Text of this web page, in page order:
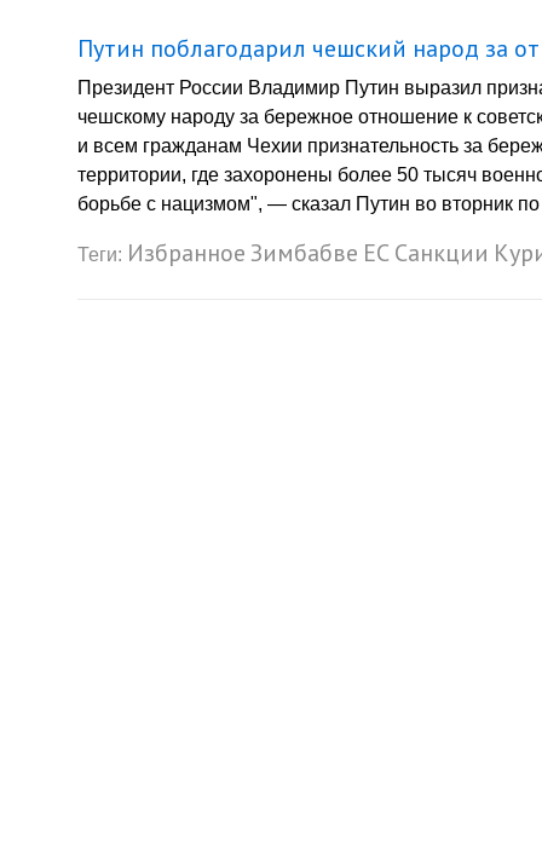
Путин поблагодарил чешский народ за
Президент России Владимир Путин выразил
чешскому народу за бережное отношение к
и всем гражданам Чехии признательность за
территории, где захоронены более 50 тысяч
борьбе с нацизмом", — сказал Путин во вторник
Теги: Избранное Зимбабве ЕС Санкции